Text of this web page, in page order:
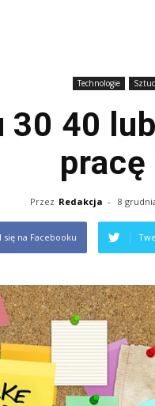
Technologie
30 40
pracę
Przez Redakcja - 8
się na Facebooku